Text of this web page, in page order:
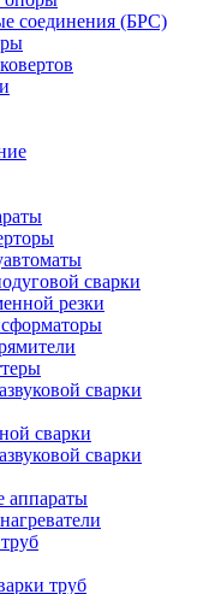
соединения (БРС)
сварки
резки
сварки
сварки
сварки
аппараты
труб